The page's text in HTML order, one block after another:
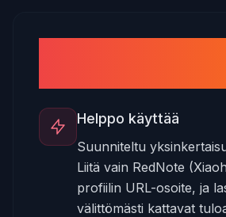
Helppo käyttää
Suunniteltu
Liitä vain RedNote
profiilin URL-osoite, ja
välittömästi kattavat